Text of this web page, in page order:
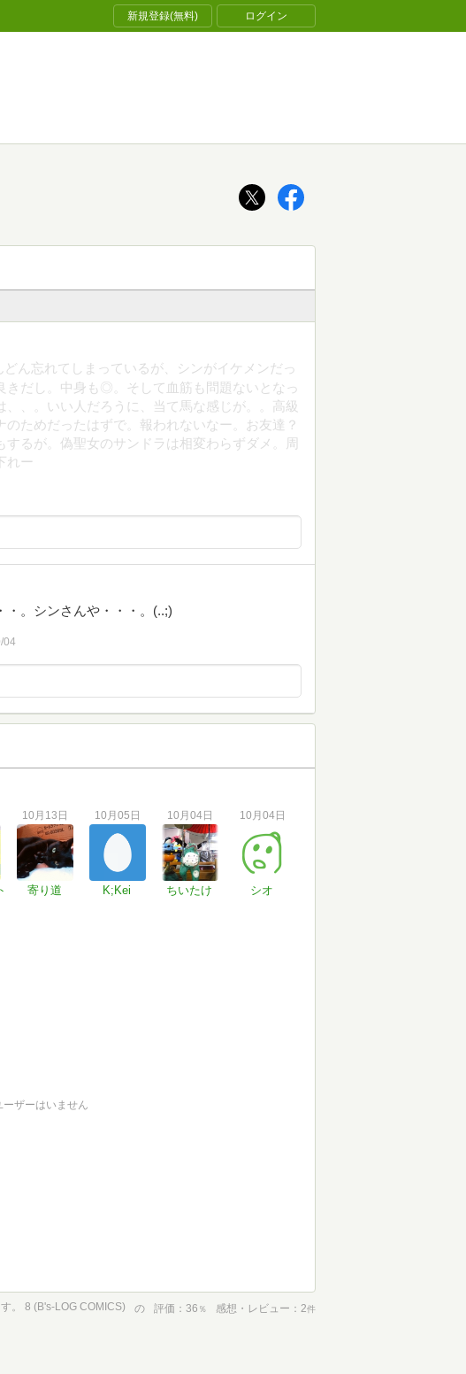
新規登録(無料) ログイン
ん忘れてしまっているが、シンがイケメンだっ
きだし。中身も◎。そして血筋も問題ないとなっ
、。いい人だろうに、当て馬な感じが。。高級
ためだったはずで。報われないなー。お友達？
るが。偽聖女のサンドラは相変わらずダメ。周
れー
・。シンさんや・・・。(..;)
04
10月13日
寄り道
10月05日
K;Kei
10月04日
ちいたけ
10月04日
シオ
ザーはいません
。 8 (B's-LOG COMICS) の 評価 36 ％ 感想・レビュー 2件